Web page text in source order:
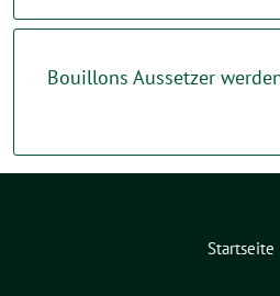
Bouillons Aussetzer
Startseite